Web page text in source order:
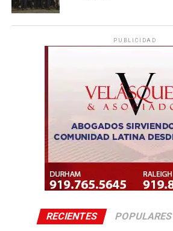
PUBLICIDAD
RECIENTES POPULARES